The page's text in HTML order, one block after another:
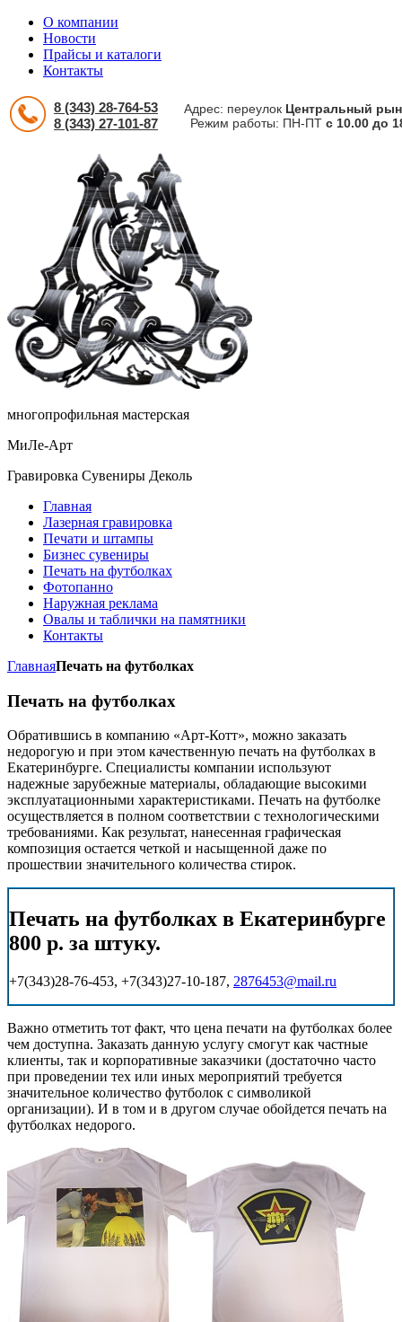
О компании
Новости
Прайсы и каталоги
Контакты
8 (343) 28-764-53
8 (343) 27-101-87
Адрес: переулок Центральный
Режим работы: ПН-ПТ с 10.00 до
многопрофильная мастерская
МиЛе-Арт
Гравировка Сувениры Деколь
Главная
Лазерная гравировка
Печати и штампы
Бизнес сувениры
Печать на футболках
Фотопанно
Наружная реклама
Овалы и таблички на памятники
Контакты
ГлавнаяПечать на футболках
Печать на футболках
Обратившись в компанию «Арт-Котт», можно заказать
недорогую и при этом качественную печать на футболках в
Екатеринбурге. Специалисты компании используют
надежные зарубежные материалы, обладающие высокими
эксплуатационными характеристиками. Печать на футболке
осуществляется в полном соответствии с технологическими
требованиями. Как результат, нанесенная графическая
композиция остается четкой и насыщенной даже по
прошествии значительного количества стирок.
Печать на футболках в Екатеринбурге
800 р. за штуку.
+7(343)28-76-453, +7(343)27-10-187, 2876453@mail.ru
Важно отметить тот факт, что цена печати на футболках более
чем доступна. Заказать данную услугу смогут как частные
клиенты, так и корпоративные заказчики (достаточно часто
при проведении тех или иных мероприятий требуется
значительное количество футболок с символикой
организации). И в том и в другом случае обойдется печать на
футболках недорого.